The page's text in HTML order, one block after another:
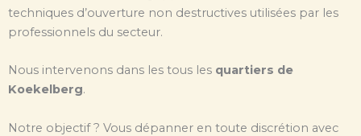
techniques d’ouverture non destructives utilisées par les
professionnels du secteur.
Nous intervenons dans les tous les quartiers de
Koekelberg.
Notre objectif ? Vous dépanner en toute discrétion avec